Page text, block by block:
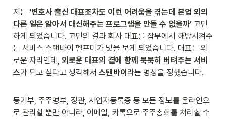
저는 ‘변호사 출신 대표조차도 이런 어려움을 겪는데 본업 외의
다른 일은 알아서 대신해주는 프로그램을 만들 수 없을까’ 고민
하게 되었습니다. 고민의 결과 회사 대표를 잡무에서 해방시켜주
는 서비스 스탠바이 헬프미가 빛을 보게 되었습니다. 대표는 외
로운 자리인데, 외로운 대표의 곁에 함께 묵묵히 버텨주는 서비
스가 되고 싶다고 생각해서 스탠바이 라는 명칭을 정했습니다.
등기부, 주주명부, 정관, 사업자등록증 등 모든 정보를 온라인으
로 관리할 뿐만 아니라, 이메일, 카톡으로 주주총회를 처리할 수